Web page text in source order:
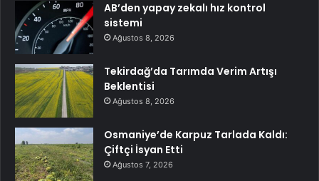
AB’den yapay zekalı hız kontrol
sistemi
Ağustos 8, 2026
Tekirdağ’da Tarımda Verim Artışı
Beklentisi
Ağustos 8, 2026
Osmaniye’de Karpuz Tarlada Kaldı:
Çiftçi İsyan Etti
Ağustos 7, 2026